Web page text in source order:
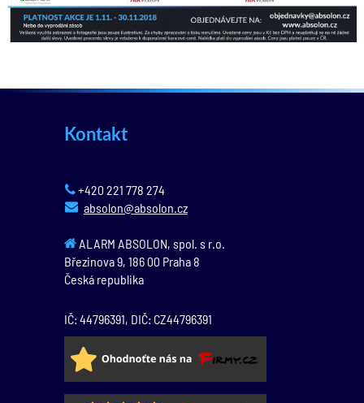
Kontakt
+420 221 778 274
absolon@absolon.cz
ALARM ABSOLON, spol. s r.o.
Březinova 9, 186 00 Praha 8
Česká republika
IČ: 44796391, DIČ: CZ44796391